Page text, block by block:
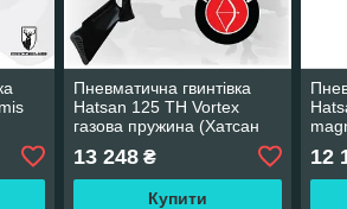
Пневматична гвинтівка
Hatsan 125 TH Vortex
газова пружина (Хатсан
13 248₴
Купити
12